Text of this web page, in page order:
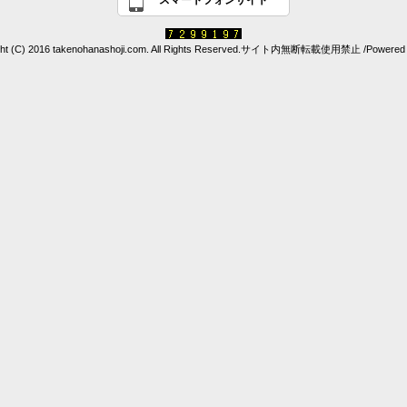
(C) 2016 takenohanashoji.com. All Rights Reserved.サイト内無断転載使用禁止 /